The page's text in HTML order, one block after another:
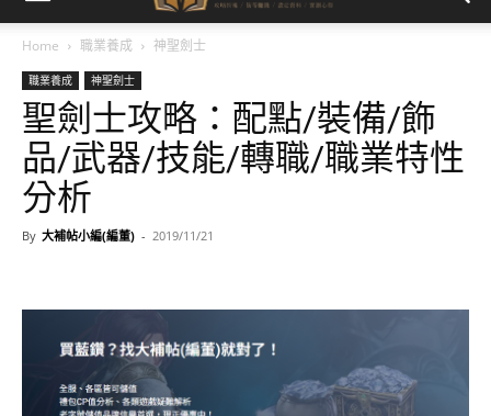
Home 職業養成 神聖劍士
職業養成 神聖劍士
聖劍士攻略：配點/裝備/飾
品/武器/技能/轉職/職業特性
分析
By 大補帖小編(編董) - 2019/11/21